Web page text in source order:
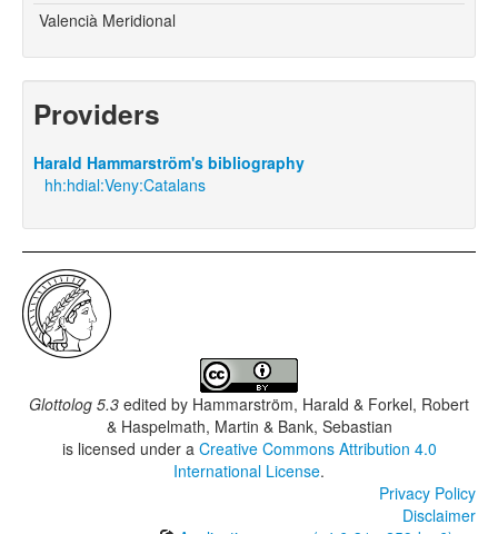
Valencià Meridional
Providers
Harald Hammarström's bibliography
hh:hdial:Veny:Catalans
Glottolog 5.3 edited by Hammarström, Harald & Forkel, Robert
& Haspelmath, Martin & Bank, Sebastian
is licensed under a Creative Commons Attribution 4.0
International License.
Privacy Policy
Disclaimer